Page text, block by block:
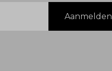
Aanmelden